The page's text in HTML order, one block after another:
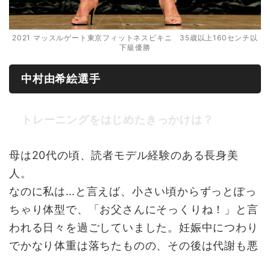
2021 マッスルゲート東京フィットネスビキニ 35歳以上160センチ以
下級優勝
中村由希絵選手
トレーニングをはじめたきっかけは？
母は20代の頃、読者モデル経験のある長身美
人。
なのに私は…と言えば、小さい頃からずっとぽっ
ちゃり体型で、「お父さんにそっくりね！」と言
われる日々を過ごしていました。妊娠中につわり
でかなり体重は落ちたものの、その後は代謝も悪